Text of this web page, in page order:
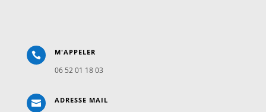
 M'APPELER
06 52 01 18 03
 ADRESSE MAIL